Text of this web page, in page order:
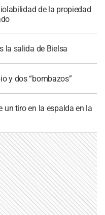
de la propiedad
la salida de Bielsa
y dos “bombazos”
un tiro en la espalda en la